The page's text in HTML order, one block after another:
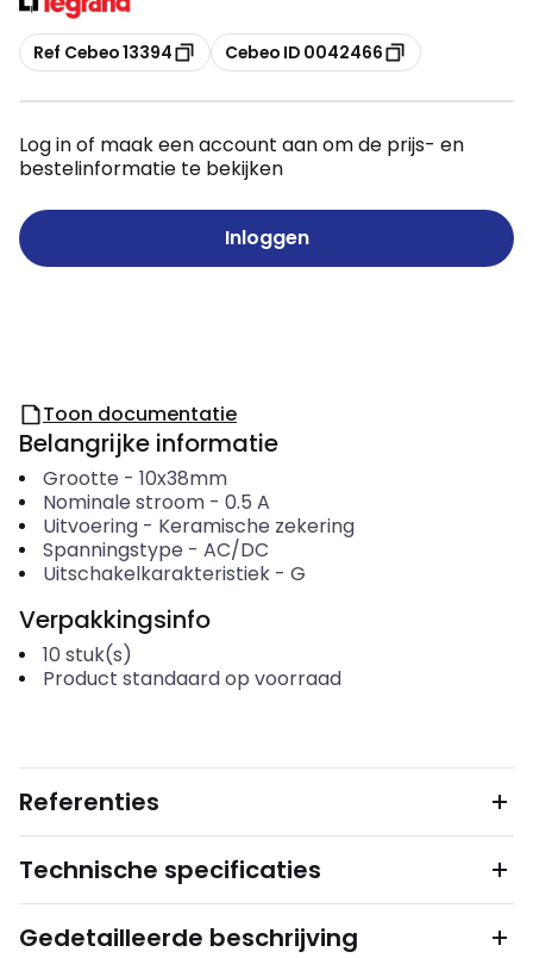
Kopiëren
Ref Cebeo 13394 Kopiëren
Cebeo ID 0042466
Log in of maak een account aan om de prijs- en
bestelinformatie te bekijken
Inloggen
Toon documentatie
Belangrijke informatie
Grootte - 10x38mm
Nominale stroom- 0.5 A
Uitvoering- Keramische zekering
Spanningstype - AC/DC
Uitschakelkarakteristiek- G
Verpakkingsinfo
10 stuk(s)
Product standaard op voorraad
Referenties
Technische specificaties
Gedetailleerde beschrijving